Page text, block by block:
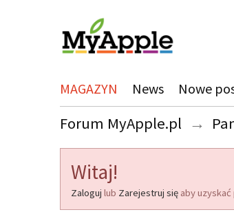
MAGAZYN News Nowe
Forum MyApple.pl →
Witaj!
Zaloguj lub Zarejestruj się aby